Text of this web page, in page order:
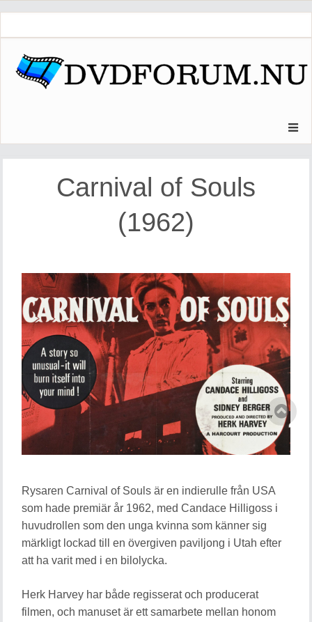
Skip
Carnival of Souls
(1962)
Rysaren Carnival of Souls är en indierulle från USA
som hade premiär år 1962, med Candace Hilligoss i
huvudrollen som den unga kvinna som känner sig
märkligt lockad till en övergiven paviljong i Utah efter
att ha varit med i en bilolycka.
Herk Harvey har både regisserat och producerat
filmen, och manuset är ett samarbete mellan honom